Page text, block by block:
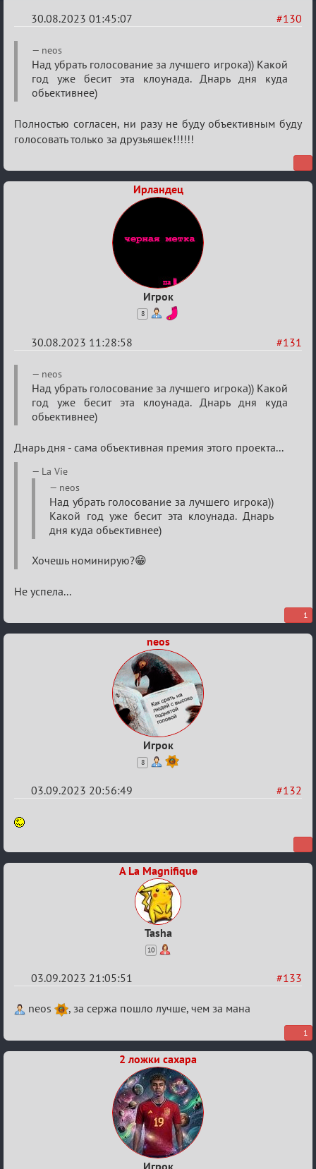
#130
30.08.2023 01:45:07
Re:
Waiting
neos
Над убрать голосование за лучшего игрока)) Какой
год уже бесит эта клоунада. Днарь дня куда
обьективнее)
Полностью согласен, ни разу не буду объективным буду
голосовать только за друзьяшек!!!!!!
Ирландец
Игрок
8
#131
30.08.2023 11:28:58
Re:
Waiting
neos
Над убрать голосование за лучшего игрока)) Какой
год уже бесит эта клоунада. Днарь дня куда
обьективнее)
Днарь дня - сама объективная премия этого проекта...
La Vie
neos
Над убрать голосование за лучшего игрока))
Какой год уже бесит эта клоунада. Днарь
дня куда обьективнее)
Хочешь номинирую?😁
Не успела...
1
neos
Игрок
8
#132
03.09.2023 20:56:49
Re:
XI
A La Magnifique
Tasha
10
#133
03.09.2023 21:05:51
Re:
XI
neos , за сержа пошло лучше, чем за мана
1
2 ложки сахара
Игрок